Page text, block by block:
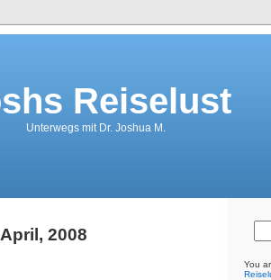
Reiselust
Unterwegs mit Dr. Joshua M.
2008
You